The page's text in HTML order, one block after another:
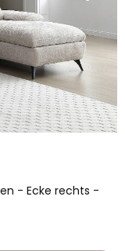
- Ecke rechts -